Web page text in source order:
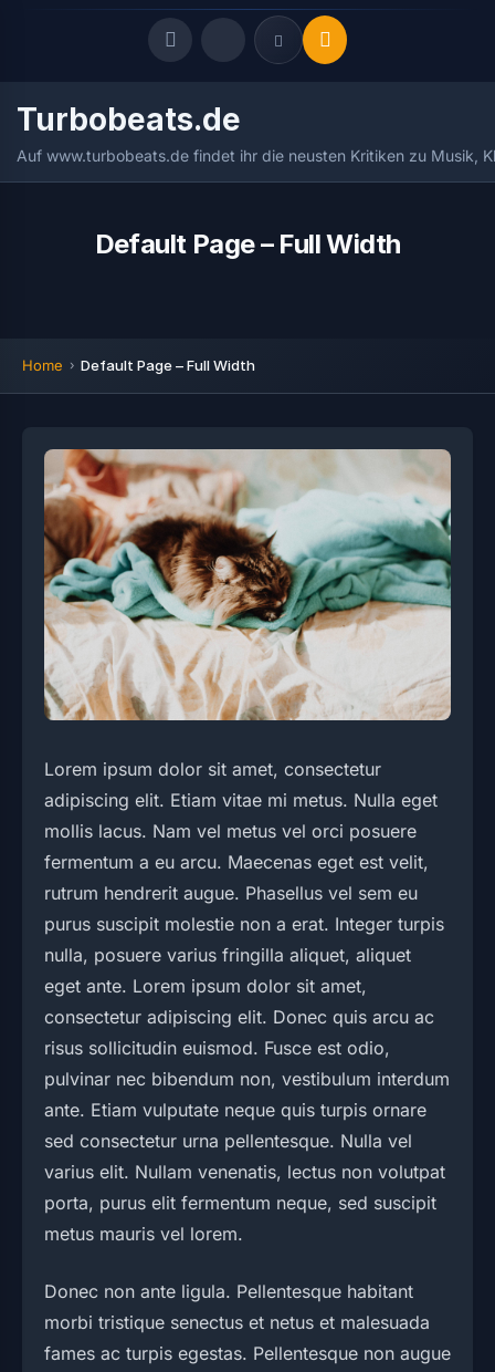
Quick Links
LATEST UPDATES
FOLLOW US
Turbobeats.de
Auf www.turbobeats.de findet ihr die neusten Kritiken zu Musik,
Default Page – Full Width
Home Default Page – Full Width
Lorem ipsum dolor sit amet, consectetur
adipiscing elit. Etiam vitae mi metus. Nulla eget
mollis lacus. Nam vel metus vel orci posuere
fermentum a eu arcu. Maecenas eget est velit,
rutrum hendrerit augue. Phasellus vel sem eu
purus suscipit molestie non a erat. Integer turpis
nulla, posuere varius fringilla aliquet, aliquet
eget ante. Lorem ipsum dolor sit amet,
consectetur adipiscing elit. Donec quis arcu ac
risus sollicitudin euismod. Fusce est odio,
pulvinar nec bibendum non, vestibulum interdum
ante. Etiam vulputate neque quis turpis ornare
sed consectetur urna pellentesque. Nulla vel
varius elit. Nullam venenatis, lectus non volutpat
porta, purus elit fermentum neque, sed suscipit
metus mauris vel lorem.
Donec non ante ligula. Pellentesque habitant
morbi tristique senectus et netus et malesuada
fames ac turpis egestas. Pellentesque non augue